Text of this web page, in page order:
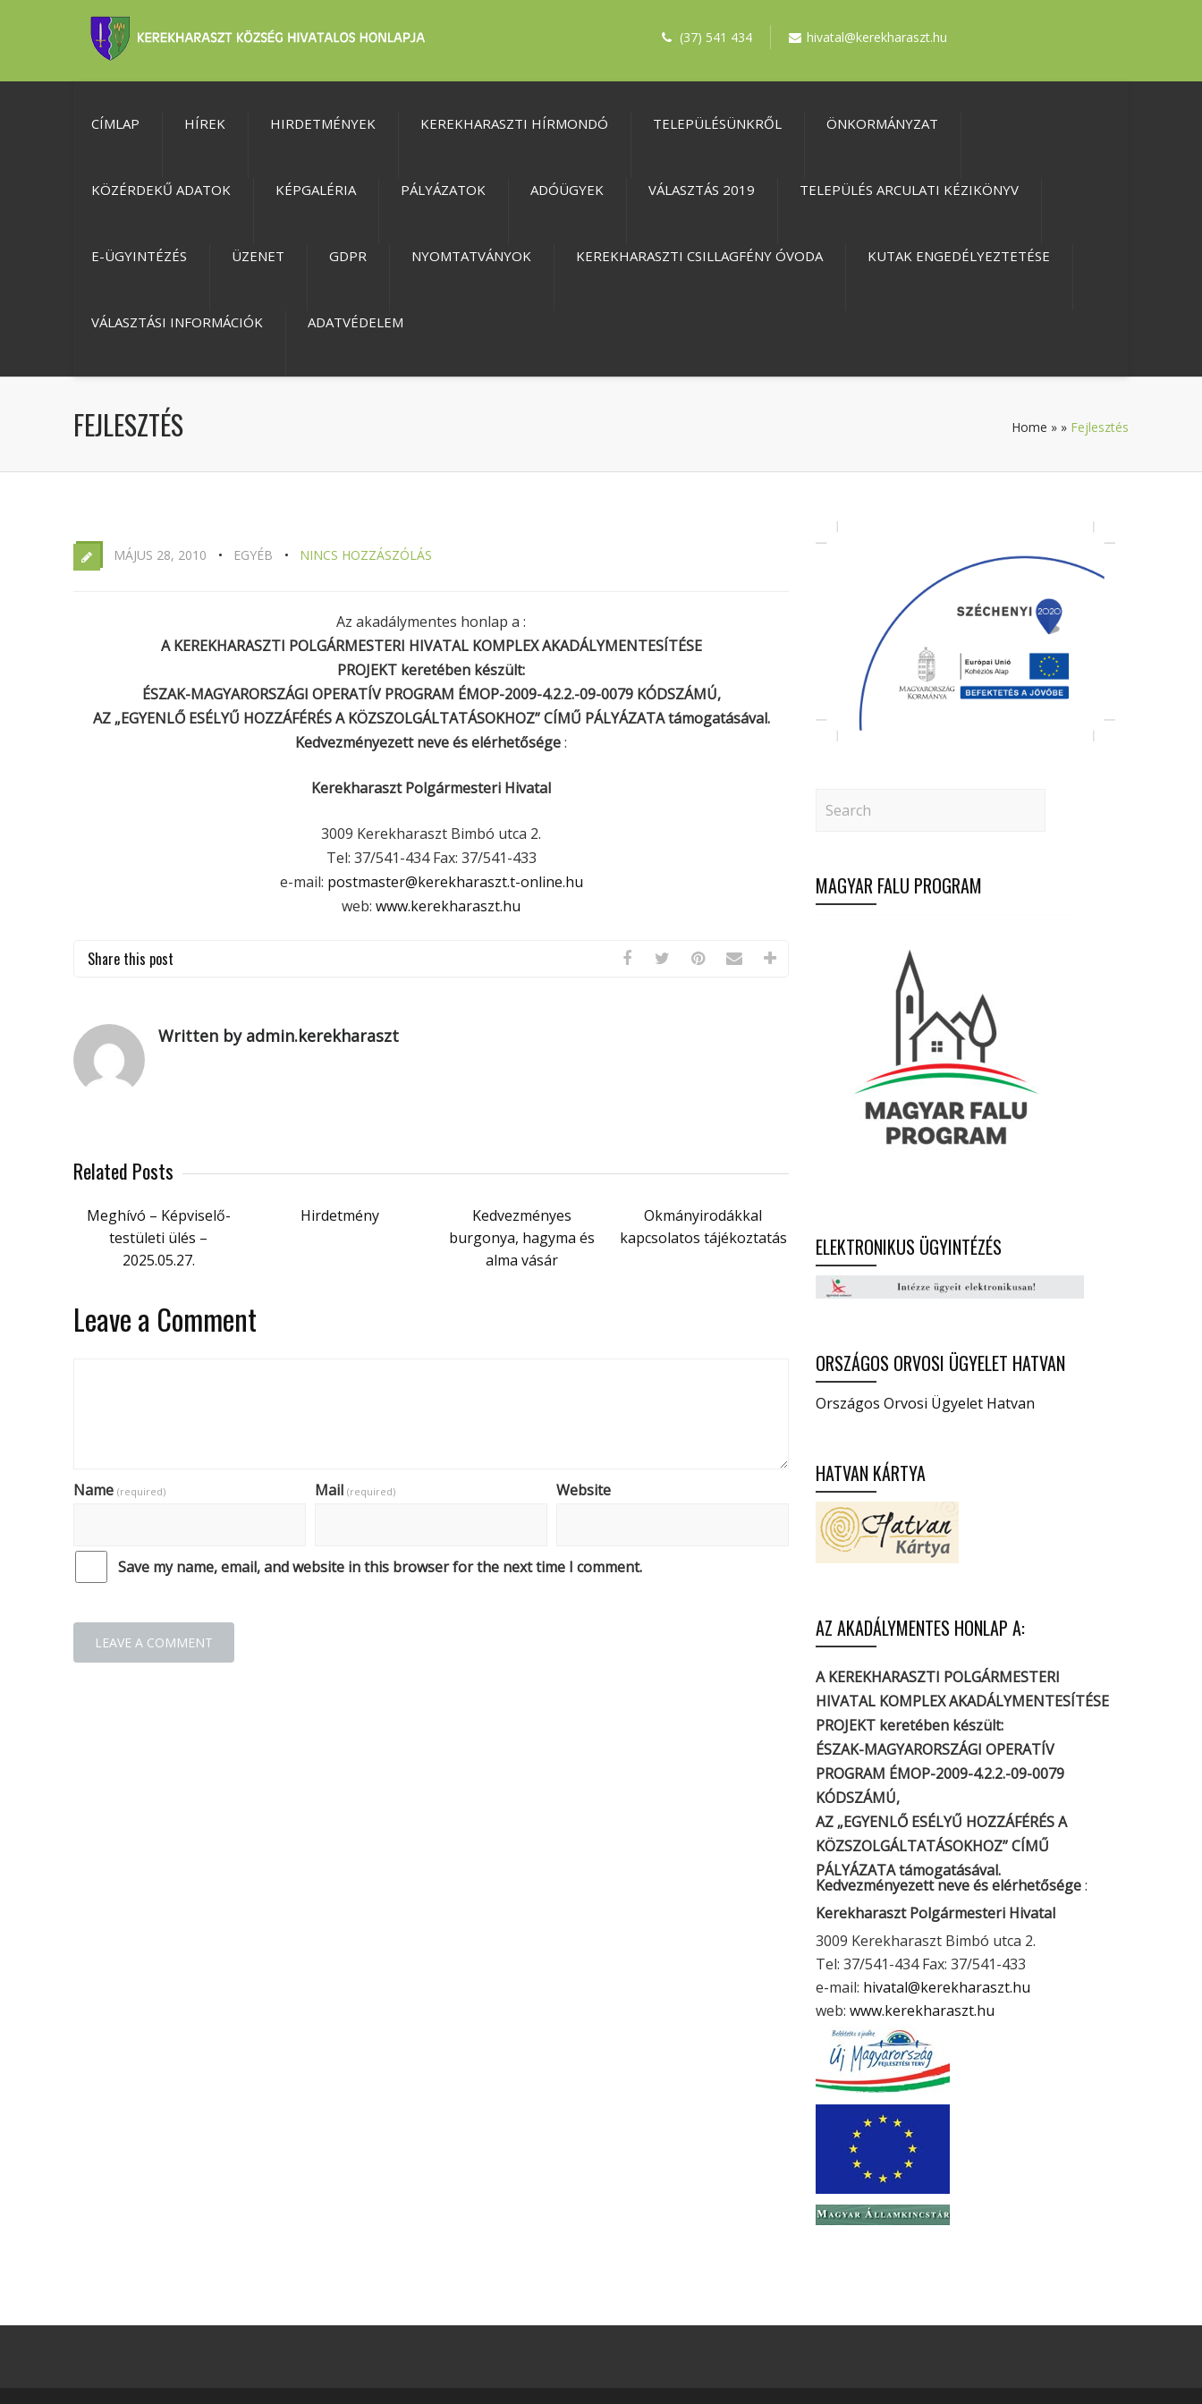
(37) 541 434 hivatal@kerekharaszt.hu
CÍMLAP HÍREK HIRDETMÉNYEK KEREKHARASZTI HÍRMONDÓ TELEPÜLÉSÜNKRŐL ÖNKORMÁNYZAT
KÖZÉRDEKŰ ADATOK KÉPGALÉRIA PÁLYÁZATOK ADÓÜGYEK VÁLASZTÁS 2019 TELEPÜLÉS ARCULATI KÉZIKÖNYV
E-ÜGYINTÉZÉS ÜZENET GDPR NYOMTATVÁNYOK KEREKHARASZTI CSILLAGFÉNY ÓVODA KUTAK ENGEDÉLYEZTETÉSE
VÁLASZTÁSI INFORMÁCIÓK ADATVÉDELEM
FEJLESZTÉS Home » » Fejlesztés
MÁJUS 28, 2010 EGYÉB NINCS HOZZÁSZÓLÁS
Az akadálymentes honlap a :
A KEREKHARASZTI POLGÁRMESTERI HIVATAL KOMPLEX AKADÁLYMENTESÍTÉSE
PROJEKT keretében készült:
ÉSZAK-MAGYARORSZÁGI OPERATÍV PROGRAM ÉMOP-2009-4.2.2.-09-0079 KÓDSZÁMÚ,
AZ „EGYENLŐ ESÉLYŰ HOZZÁFÉRÉS A KÖZSZOLGÁLTATÁSOKHOZ” CÍMŰ PÁLYÁZATA támogatásával.
Kedvezményezett neve és elérhetősége:
Kerekharaszt Polgármesteri Hivatal
3009 Kerekharaszt Bimbó utca 2.
Tel: 37/541-434 Fax: 37/541-433
e-mail: postmaster@kerekharaszt.t-online.hu
web: www.kerekharaszt.hu
Share this post
Written by admin.kerekharaszt
Related Posts
Meghívó – Képviselő-
testületi ülés –
2025.05.27.
Hirdetmény
Kedvezményes
burgonya, hagyma és
alma vásár
Okmányirodákkal
kapcsolatos tájékoztatás
Leave a Comment
Name (required) Mail (required) Website
Save my name, email, and website in this browser for the next time I comment.
MAGYAR FALU PROGRAM
ELEKTRONIKUS ÜGYINTÉZÉS
ORSZÁGOS ORVOSI ÜGYELET HATVAN
Országos Orvosi Ügyelet Hatvan
HATVAN KÁRTYA
AZ AKADÁLYMENTES HONLAP A:
A KEREKHARASZTI POLGÁRMESTERI
HIVATAL KOMPLEX AKADÁLYMENTESÍTÉSE
PROJEKT keretében készült:
ÉSZAK-MAGYARORSZÁGI OPERATÍV
PROGRAM ÉMOP-2009-4.2.2.-09-0079
KÓDSZÁMÚ,
AZ „EGYENLŐ ESÉLYŰ HOZZÁFÉRÉS A
KÖZSZOLGÁLTATÁSOKHOZ” CÍMŰ
PÁLYÁZATA támogatásával.
Kedvezményezett neve és elérhetősége:
Kerekharaszt Polgármesteri Hivatal
3009 Kerekharaszt Bimbó utca 2.
Tel: 37/541-434 Fax: 37/541-433
e-mail: hivatal@kerekharaszt.hu
web: www.kerekharaszt.hu